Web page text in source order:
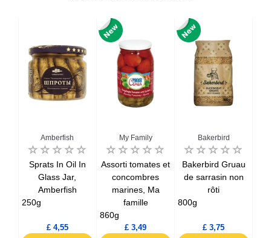
Amberfish
Sprats In Oil In
Glass Jar,
Amberfish
250g
£ 4,55
My Family
Assorti tomates et
concombres
marines, Ma
famille
860g
£ 3,49
Bakerbird
Bakerbird Gruau
de sarrasin non
rôti
800g
£ 3,75